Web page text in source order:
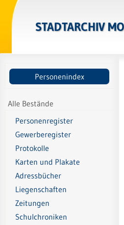
STADTARCHIV
Personenindex
Alle Bestände
Personenregister
Gewerberegister
Protokolle
Karten und Plakate
Adressbücher
Liegenschaften
Zeitungen
Schulchroniken